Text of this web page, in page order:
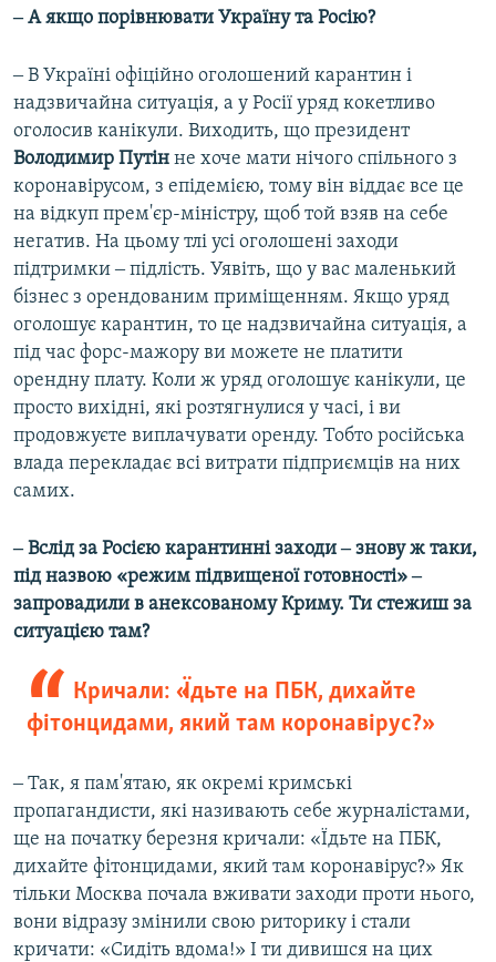
‒ А якщо порівнювати Україну та Росію?
‒ В Україні офіційно оголошений карантин і
надзвичайна ситуація, а у Росії уряд кокетливо
оголосив канікули. Виходить, що президент
Володимир Путін не хоче мати нічого спільного з
коронавірусом, з епідемією, тому він віддає все це
на відкуп прем'єр-міністру, щоб той взяв на себе
негатив. На цьому тлі усі оголошені заходи
підтримки ‒ підлість. Уявіть, що у вас маленький
бізнес з орендованим приміщенням. Якщо уряд
оголошує карантин, то це надзвичайна ситуація, а
під час форс-мажору ви можете не платити
орендну плату. Коли ж уряд оголошує канікули, це
просто вихідні, які розтягнулися у часі, і ви
продовжуєте виплачувати оренду. Тобто російська
влада перекладає всі витрати підприємців на них
самих.
‒ Вслід за Росією карантинні заходи ‒ знову ж таки,
під назвою «режим підвищеної готовності» ‒
запровадили в анексованому Криму. Ти стежиш за
ситуацією там?
Кричали: «Їдьте на ПБК, дихайте
фітонцидами, який там коронавірус?»
‒ Так, я пам'ятаю, як окремі кримські
пропагандисти, які називають себе журналістами,
ще на початку березня кричали: «Їдьте на ПБК,
дихайте фітонцидами, який там коронавірус?» Як
тільки Москва почала вживати заходи проти нього,
вони відразу змінили свою риторику і стали
кричати: «Сидіть вдома!» І ти дивишся на цих